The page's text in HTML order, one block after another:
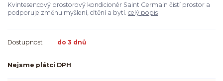
Kvintesencový prostorový kondicionér Saint Germain čistí prostor a
podporuje změnu myšlení, cítění a bytí. celý popis
Dostupnost do 3 dnů
Nejsme plátci DPH